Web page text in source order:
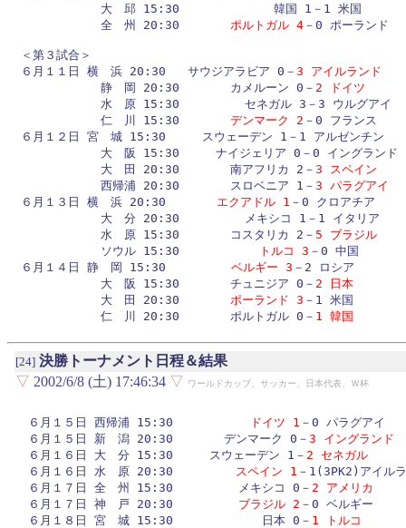
           大　邱 15:30             韓国 1－1 米国
           全　州 20:30
ポルトガル 4 －0 ポーランド
＜第３試合＞
６月１１日 横　浜 20:30   サウジアラビア 0－ 3 アイルランド
           静　岡 20:30       カメルーン 0－
2 ドイツ
           水　原 15:30         セネガル 3－3 ウルグアイ
           仁　川 15:30
デンマーク 2 －0 フランス
６月１２日 宮　城 15:30     スウェーデン 1－1 アルゼンチン
           大　阪 15:30     ナイジェリア 0－0 イングランド
           大　田 20:30       南アフリカ 2－
3 スペイン
           西帰浦 20:30       スロベニア 1－
3 パラグアイ
６月１３日 横　浜 20:30 エクアドル 1 －0 クロアチア
           大　分 20:30         メキシコ 1－1 イタリア
           水　原 15:30       コスタリカ 2－
5 ブラジル
           ソウル 15:30
トルコ 3 －0 中国
６月１４日 静　岡 15:30 ベルギー 3 －2 ロシア
           大　阪 15:30       チュニジア 0－
2 日本
           大　田 20:30
ポーランド 3 －1 米国
           仁　川 20:30       ポルトガル 0－
1 韓国
[24] 決勝トーナメント日程＆結果
▽ 2002/6/8 (土) 17:46:34 ▽ ワールドカップ、サッカー、日本代表、Ｗ杯
６月１５日 西帰浦 15:30 ドイツ 1 －0 パラグアイ
６月１５日 新　潟 20:30       デンマーク 0－ 3 イングランド
６月１６日 大　分 15:30     スウェーデン 1－ 2 セネガル
６月１６日 水　原 20:30 スペイン 1 －1(3PK2)アイル
６月１７日 全　州 15:30         メキシコ 0－ 2 アメリカ
６月１７日 神　戸 20:30 ブラジル 2 －0 ベルギー
６月１８日 宮　城 15:30         　　日本 0－ 1 トルコ